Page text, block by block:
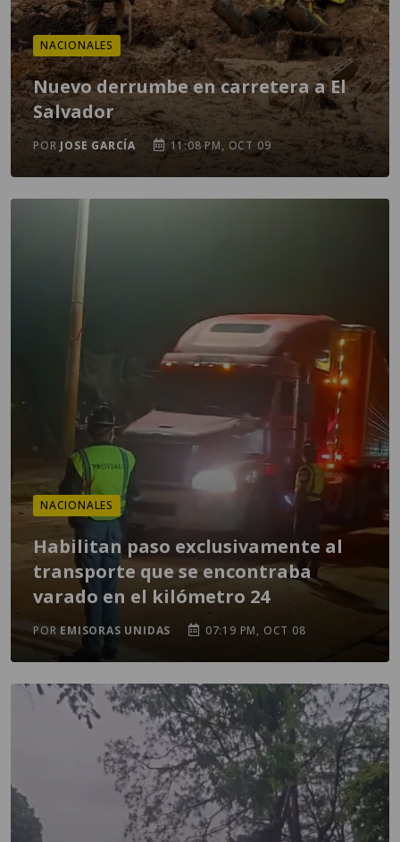
NACIONALES
Nuevo derrumbe en carretera a El
Salvador
POR JOSE GARCÍA 11:08 PM, OCT 09
NACIONALES
Habilitan paso exclusivamente al
transporte que se encontraba
varado en el kilómetro 24
POR EMISORAS UNIDAS 07:19 PM, OCT 08